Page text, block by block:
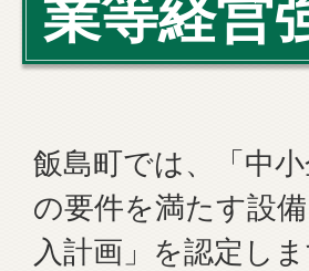
業等経営
飯島町では、「中
の要件を満たす設
入計画」を認定しま